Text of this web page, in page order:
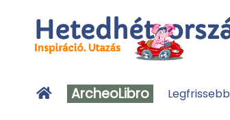
ArcheoLibro Legfrissebb